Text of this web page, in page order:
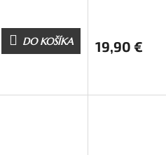
DO KOŠÍKA 19,90 €